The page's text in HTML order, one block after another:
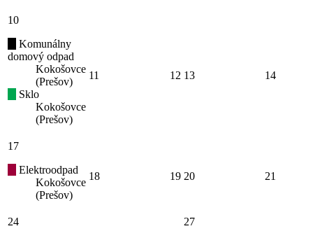
10
Komunálny
domový odpad
Kokošovce
(Prešov)
Sklo
Kokošovce
(Prešov)
11 12 13 14
17
Elektroodpad
Kokošovce
(Prešov)
18 19 20 21
24
27